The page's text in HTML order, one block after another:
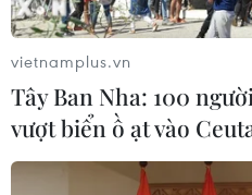
14/09/2018 12:09
Xem
vietnamplus.vn
Tây Ban Nha: 100
vượt biển ồ ạt vào